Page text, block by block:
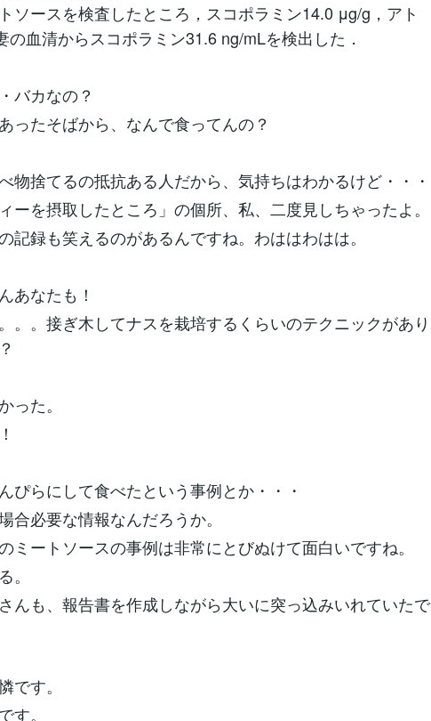
ソースを検査したところ，スコポラミン14.0 μg/g，アト
の血清からスコポラミン31.6 ng/mLを検出した．
バカなの？
ったそばから、なんで食ってんの？
物捨てるの抵抗ある人だから、気持ちはわかるけど・・・
ーを摂取したところ」の個所、私、二度見しちゃったよ。
記録も笑えるのがあるんですね。わははわはは。
あなたも！
。。接ぎ木してナスを栽培するくらいのテクニックがあり
った。
ぴらにして食べたという事例とか・・・
合必要な情報なんだろうか。
ミートソースの事例は非常にとびぬけて面白いですね。
。
んも、報告書を作成しながら大いに突っ込みいれていたで
です。
す。